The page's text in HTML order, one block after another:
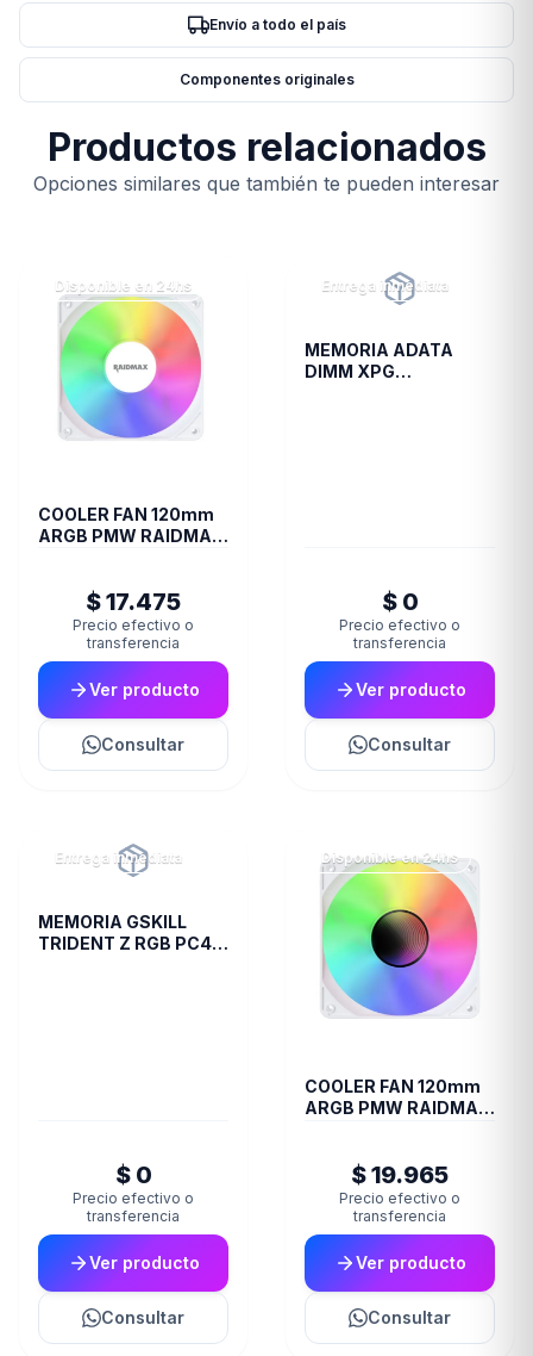
Envío a todo el país
Componentes originales
Productos relacionados
Opciones similares que también te pueden interesar
Disponible en 24hs
COOLER FAN 120mm
ARGB PMW RAIDMAX
$ 17.475
Precio efectivo o
transferencia
Ver producto
Consultar
Entrega inmediata
MEMORIA ADATA
DIMM XPG
$ 0
Precio efectivo o
transferencia
Ver producto
Consultar
Entrega inmediata
MEMORIA GSKILL
TRIDENT Z RGB PC4
$ 0
Precio efectivo o
transferencia
Ver producto
Consultar
Disponible en 24hs
COOLER FAN 120mm
ARGB PMW RAIDMAX
$ 19.965
Precio efectivo o
transferencia
Ver producto
Consultar